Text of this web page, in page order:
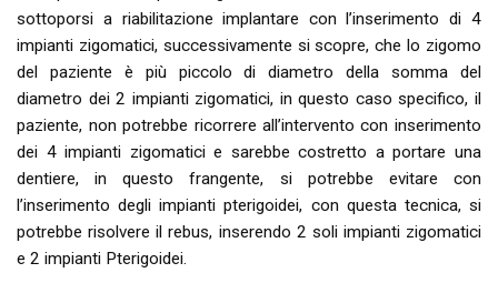
sottoporsi a riabilitazione implantare con l’inserimento di 4
impianti zigomatici, successivamente si scopre, che lo zigomo
del paziente è più piccolo di diametro della somma del
diametro dei 2 impianti zigomatici, in questo caso specifico, il
paziente, non potrebbe ricorrere all’intervento con inserimento
dei 4 impianti zigomatici e sarebbe costretto a portare una
dentiere, in questo frangente, si potrebbe evitare con
l’inserimento degli impianti pterigoidei, con questa tecnica, si
potrebbe risolvere il rebus, inserendo 2 soli impianti zigomatici
e 2 impianti Pterigoidei.